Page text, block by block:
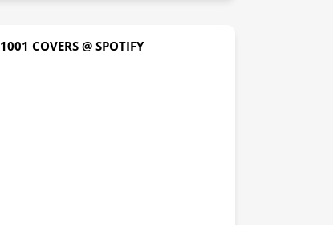
1001 COVERS @ SPOTIFY